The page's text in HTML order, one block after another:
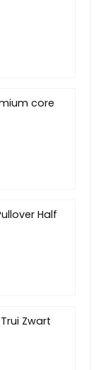
core
Half
Zwart